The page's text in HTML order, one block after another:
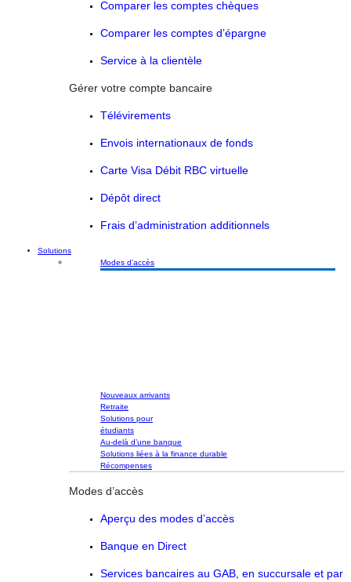
Comparer les comptes chèques
Comparer les comptes d’épargne
Service à la clientèle
Gérer votre compte bancaire
Télévirements
Envois internationaux de fonds
Carte Visa Débit RBC virtuelle
Dépôt direct
Frais d’administration additionnels
Solutions
Modes d’accès
Nouveaux arrivants
Retraite
Solutions pour
étudiants
Au-delà d’une banque
Solutions liées à la finance durable
Récompenses
Modes d’accès
Aperçu des modes d’accès
Banque en Direct
Services bancaires au GAB, en succursale et par